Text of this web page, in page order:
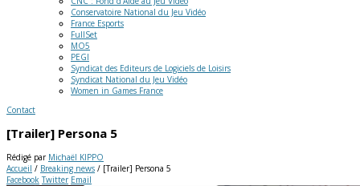
Conservatoire National du Jeu Vidéo
France Esports
FullSet
MO5
PEGI
Syndicat des Editeurs de Logiciels de Loisirs
Syndicat National du Jeu Vidéo
Women in Games France
Contact
[Trailer] Persona 5
Rédigé par Michaël KIPPO
Accueil / Breaking news / [Trailer] Persona 5
Facebook Twitter Email